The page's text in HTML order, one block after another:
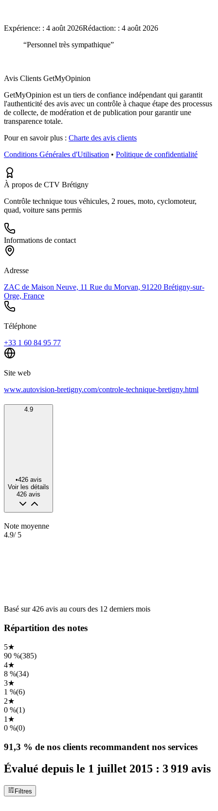
Expérience: : 4 août 2026Rédaction: : 4 août 2026
“Personnel très sympathique”
Avis Clients GetMyOpinion
GetMyOpinion est un tiers de confiance indépendant qui garantit
l'authenticité des avis avec un contrôle à chaque étape des processus
de collecte, de modération et de publication pour garantir une
transparence totale.
Pour en savoir plus : Charte des avis clients
Conditions Générales d'Utilisation • Politique de confidentialité
À propos de CTV Brétigny
Contrôle technique tous véhicules, 2 roues, moto, cyclomoteur,
quad, voiture sans permis
Informations de contact
Adresse
ZAC de Maison Neuve, 11 Rue du Morvan, 91220 Brétigny-sur-
Orge, France
Téléphone
+33 1 60 84 95 77
Site web
www.autovision-bretigny.com/controle-technique-bretigny.html
4.9
•426 avis
Voir les détails
426 avis
Note moyenne
4.9/ 5
Basé sur426 avis au cours des 12 derniers mois
Répartition des notes
5★
90 %(385)
4★
8 %(34)
3★
1 %(6)
2★
0 %(1)
1 ★
0 %(0)
91,3 % de nos clients recommandent nos services
Évalué depuis le 1 juillet 2015 : 3 919 avis
Filtres